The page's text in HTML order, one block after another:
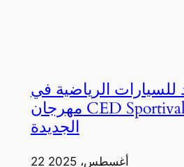
للسيارات الرياضية في
مهرجان CED Sportival بالعلمين
الجديدة
22 أغسطس، 2025